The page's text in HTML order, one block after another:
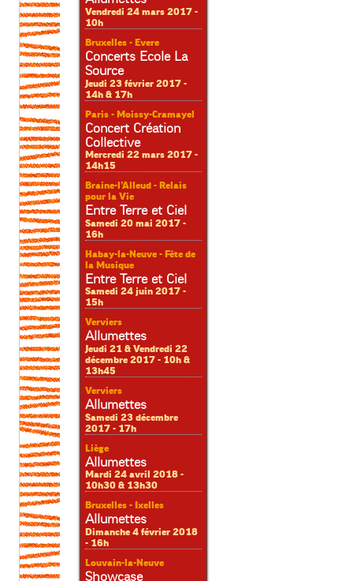
Vendredi 24 mars 2017 -
10h
Bruxelles - Evere
Concerts Ecole La
Source
Jeudi 23 février 2017 -
14h & 17h
Paris - Moissy-Cramayel
Concert Création
Collective
Mercredi 22 mars 2017 -
14h15
Braine-l’Alleud - Relais
pour la Vie
Entre Terre et Ciel
Samedi 20 mai 2017 -
16h
Habay-la-Neuve - Fête de
la Musique
Entre Terre et Ciel
Samedi 24 juin 2017 -
15h
Verviers
Allumettes
Jeudi 21 & Vendredi 22
décembre 2017 - 10h &
13h45
Verviers
Allumettes
Samedi 23 décembre
2017 - 17h
Liège
Allumettes
Mardi 24 avril 2018 -
10h30 & 13h30
Bruxelles - Ixelles
Allumettes
Dimanche 4 février 2018
- 16h
Louvain-la-Neuve
Showcase